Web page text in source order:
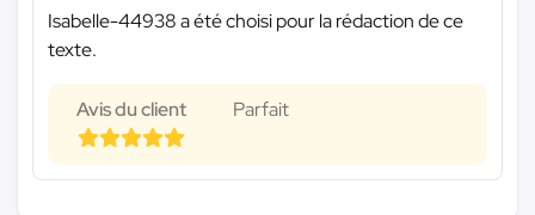
Isabelle-44938 a été choisi pour la rédaction de ce
texte.
Avis du client Parfait